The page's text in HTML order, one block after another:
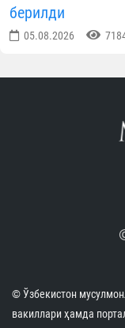
берилди
05.08.2026
© Ўзбекистон
вакиллари ҳамда